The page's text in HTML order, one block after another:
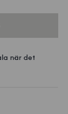
när det